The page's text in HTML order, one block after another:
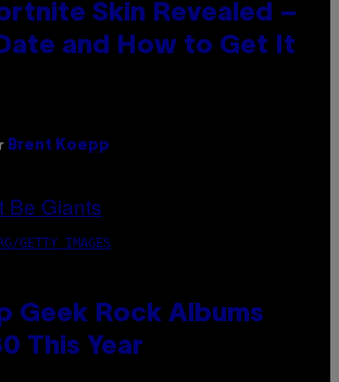
Skin Revealed –
and How to Get It
Brent Koepp
GETTY IMAGES
Geek Rock Albums
This Year